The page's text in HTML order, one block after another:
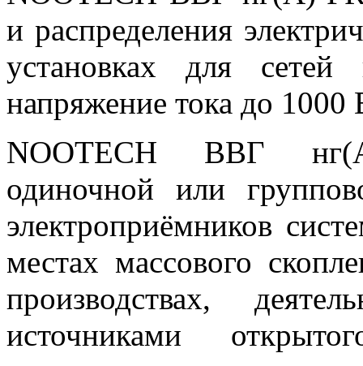
и распределения
установках для сетей
напряжение тока до 1000
NOOTECH ВВГ
одиночной или
электроприёмников
местах массового
производствах,
источниками